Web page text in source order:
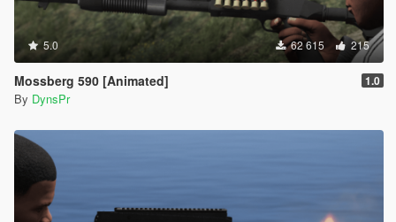
5.0 62 615 215
Mossberg 590 [Animated] 1.0
By DynsPr